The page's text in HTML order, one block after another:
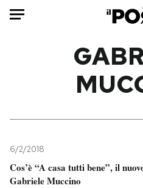
Mondo
Tecnologia
Internet
6/2/2018
Cos’è “A casa tutti bene”, il
Gabriele Muccino